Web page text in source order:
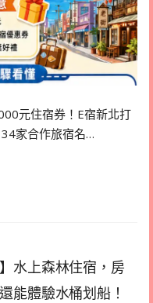
元住宿券！E宿新北打
家合作旅宿名…
水上森林住宿，房
能體驗水桶划船！